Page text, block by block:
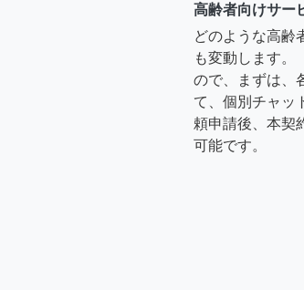
高齢者向けサー
どのような高齢
も変動します。
ので、まずは、
て、個別チャッ
頼申請後、本契
可能です。